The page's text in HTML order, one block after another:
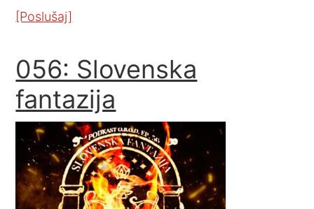
[Poslušaj]
056: Slovenska
fantazija